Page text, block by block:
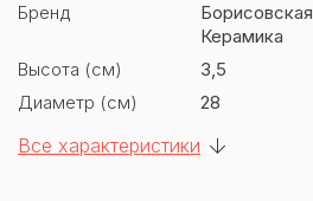
Бренд
Борисовская
Керамика
Высота (см)
3,5
Диаметр (см)
28
Все характеристики